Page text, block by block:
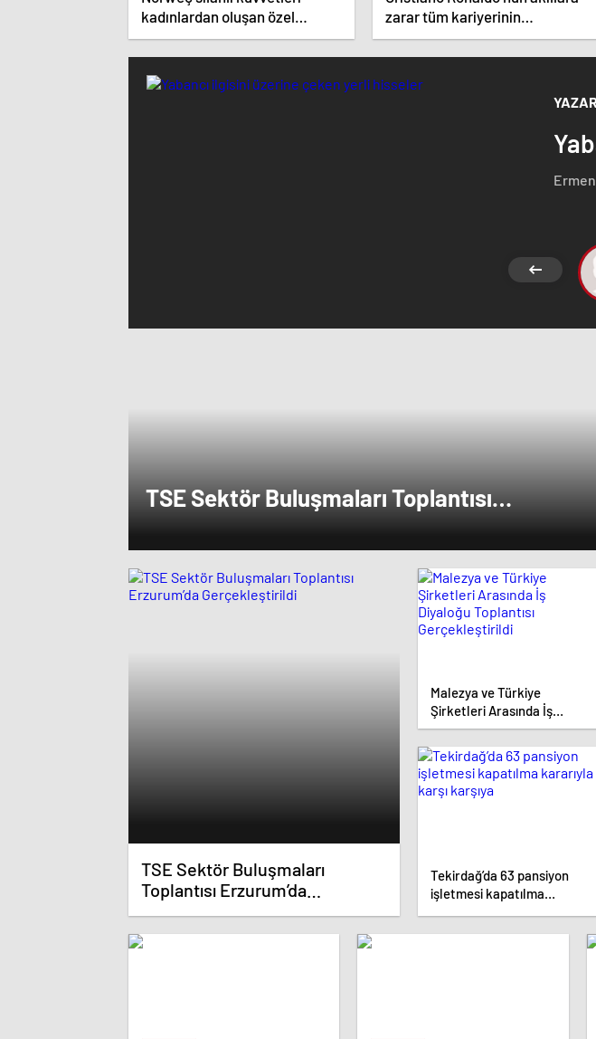
kadınlardan oluşan özel
kuvvetler eğitimlerini başlattı.
zarar tüm kariyerinin
istatistiğini çıkardık !
ise
TSE Sektör Buluşmaları Toplantısı
Erzurum’da Gerçekleştirildi
TSE Sektör Buluşmaları
Toplantısı Erzurum’da
Gerçekleştirildi
Malezya ve Türkiye
Şirketleri Arasında İş
Diyaloğu Toplantısı
Gerçekleştirildi
Tekirdağ’da 63 pansiyon
işletmesi kapatılma